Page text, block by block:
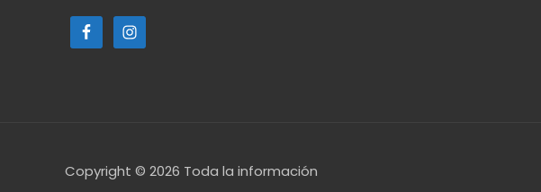
Copyright © 2026 Toda la información